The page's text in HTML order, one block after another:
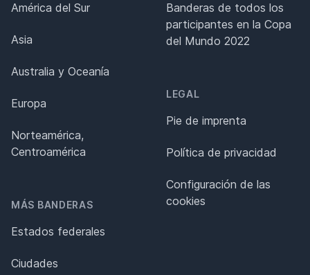
América del Sur
Asia
Australia y Oceanía
Europa
Norteamérica,
Centroamérica
MÁS BANDERAS
Estados federales
Ciudades
Banderas de todos los
participantes en la Copa
del Mundo 2022
LEGAL
Pie de imprenta
Política de privacidad
Configuración de las
cookies